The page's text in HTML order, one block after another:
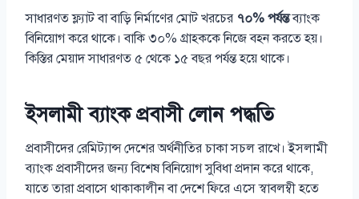
সাধারণত ফ্ল্যাট বা বাড়ি নির্মাণের মোট খরচের ৭০% পর্যন্তব্যাংক
বিনিয়োগ করে থাকে। বাকি ৩০% গ্রাহককে নিজে বহন করতে হয়।
কিস্তির মেয়াদ সাধারণত ৫ থেকে ১৫ বছর পর্যন্ত হয়ে থাকে।
ইসলামী ব্যাংক প্রবাসী লোন পদ্ধতি
প্রবাসীদের রেমিট্যান্স দেশের অর্থনীতির চাকা সচল রাখে। ইসলামী
ব্যাংক প্রবাসীদের জন্য বিশেষ বিনিয়োগ সুবিধা প্রদান করে থাকে,
যাতে তারা প্রবাসে থাকাকালীন বা দেশে ফিরে এসে স্বাবলম্বী হতে